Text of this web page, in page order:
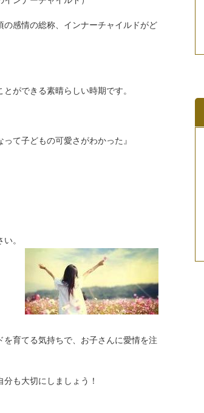
感情の総称、インナーチャイルドがど
ができる素晴らしい時期です。
て子どもの可愛さがわかった』
。
育てる気持ちで、お子さんに愛情を注
も大切にしましょう！